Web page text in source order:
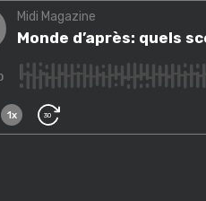
episodeMonde d’après: quels
Midi Magazine
Monde d’après: quels
1x 30